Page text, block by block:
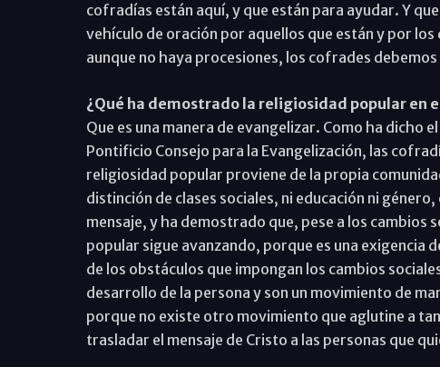
cofradías están aquí, y que están para ayudar. Y
vehículo de oración por aquellos que están y por
aunque no haya procesiones, los cofrades
¿Qué ha demostrado la religiosidad popular en
Que es una manera de evangelizar. Como ha dicho
Pontificio Consejo para la Evangelización, las
religiosidad popular proviene de la propia
distinción de clases sociales, ni educación ni
mensaje, y ha demostrado que, pese a los
popular sigue avanzando, porque es una exigencia
de los obstáculos que impongan los cambios
desarrollo de la persona y son un movimiento de
porque no existe otro movimiento que aglutine a
trasladar el mensaje de Cristo a las personas que